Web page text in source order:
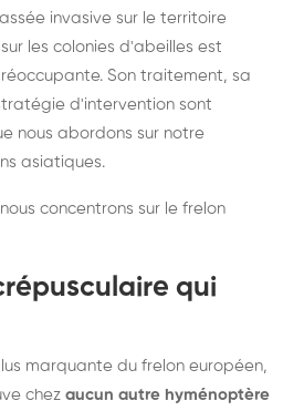
invasive sur le territoire
les colonies d'abeilles est
Son traitement, sa
d'intervention sont
nous abordons sur notre
asiatiques.
concentrons sur le frelon
qui
marquante du frelon européen,
chez aucun autre hyménoptère